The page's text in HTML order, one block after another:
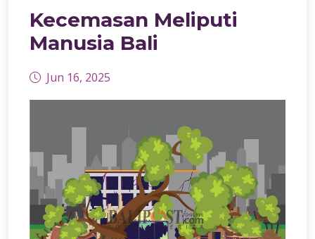
Kecemasan Meliputi
Manusia Bali
Jun 16, 2025